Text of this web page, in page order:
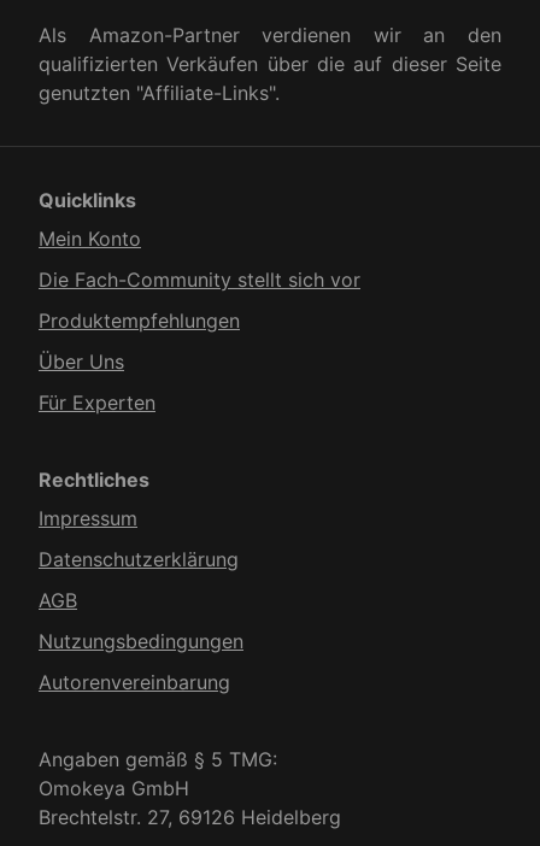
Als Amazon-Partner verdienen wir an den
qualifizierten Verkäufen über die auf dieser Seite
genutzten "Affiliate-Links".
Quicklinks
Mein Konto
Die Fach-Community stellt sich vor
Produkt­empfehlungen
Über Uns
Für Experten
Rechtliches
Impressum
Datenschutzerklärung
AGB
Nutzungsbedingungen
Autorenvereinbarung
Angaben gemäß § 5 TMG:
Omokeya GmbH
Brechtelstr. 27, 69126 Heidelberg